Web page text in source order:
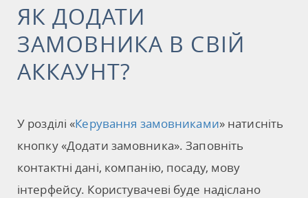
ЯК ДОДАТИ
ЗАМОВНИКА В СВІЙ
АККАУНТ?
У розділі «Керування замовниками» натисніть
кнопку «Додати замовника». Заповніть
контактні дані, компанію, посаду, мову
інтерфейсу. Користувачеві буде надіслано